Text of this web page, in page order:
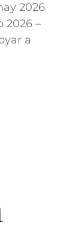
2026
2026 –
a